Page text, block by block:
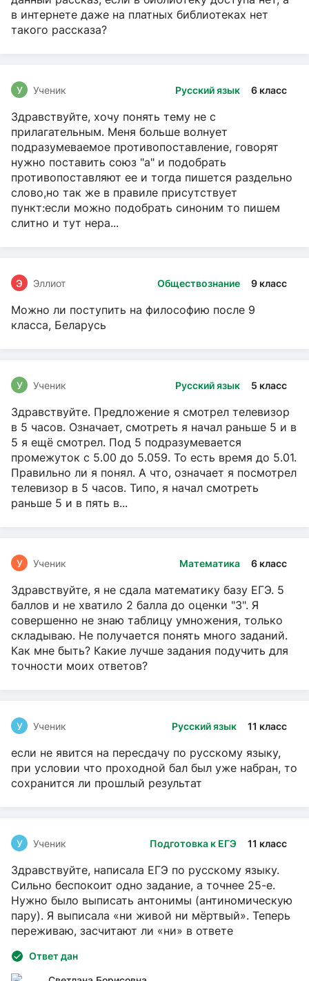
в интернете даже на платных библиотеках нет
такого рассказа?
Русский язык 6 класс
У Ученик
Здравствуйте, хочу понять тему не с
прилагательным. Меня больше волнует
подразумеваемое противопоставление, говорят
нужно поставить союз "а" и подобрать
противопоставляют ее и тогда пишется раздельно
слово,но так же в правиле присутствует
пункт:если можно подобрать синоним то пишем
слитно и тут нера...
Обществознание 9 класс
Э Эллиот
Можно ли поступить на философию после 9
класса, Беларусь
Русский язык 5 класс
У Ученик
Здравствуйте. Предложение я смотрел телевизор
в 5 часов. Означает, смотреть я начал раньше 5 и в
5 я ещё смотрел. Под 5 подразумевается
промежуток с 5.00 до 5.059. То есть время до 5.01.
Правильно ли я понял. А что, означает я посмотрел
телевизор в 5 часов. Типо, я начал смотреть
раньше 5 и в пять в...
Математика 6 класс
У Ученик
Здравствуйте, я не сдала математику базу ЕГЭ. 5
баллов и не хватило 2 балла до оценки "3". Я
совершенно не знаю таблицу умножения, только
складываю. Не получается понять много заданий.
Как мне быть? Какие лучше задания подучить для
точности моих ответов?
Русский язык 11 класс
У Ученик
если не явится на пересдачу по русскому языку,
при условии что проходной бал был уже набран, то
сохранится ли прошлый результат
Подготовка к ЕГЭ 11 класс
У Ученик
Здравствуйте, написала ЕГЭ по русскому языку.
Сильно беспокоит одно задание, а точнее 25-е.
Нужно было выписать антонимы (антиномическую
пару). Я выписала «ни живой ни мёртвый». Теперь
переживаю, засчитают ли «ни» в ответе
Ответ дан